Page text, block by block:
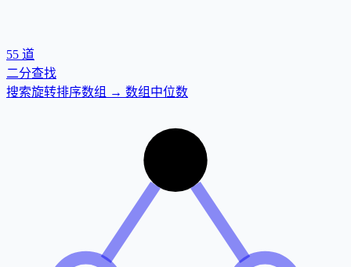
55 道
二分查找
搜索旋转排序数组 → 数组中位数